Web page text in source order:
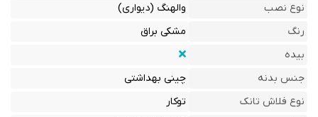
نوع نصب
والهنگ (دیواری)
رنگ
مشکی براق
بیده
جنس بدنه
چینی بهداشتی
نوع فلاش تانک
توکار